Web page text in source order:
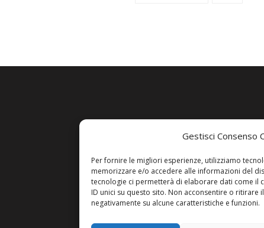
Gestisci Consenso
Per fornire le migliori esperienze, utilizziamo
memorizzare e/o accedere alle informazioni del
tecnologie ci permetterà di elaborare dati come il
ID unici su questo sito. Non acconsentire o ritirare
negativamente su alcune caratteristiche e funzioni.